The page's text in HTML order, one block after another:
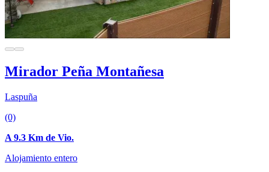
Mirador Peña Montañesa
Laspuña
(0)
A 9.3 Km de Vio.
Alojamiento entero